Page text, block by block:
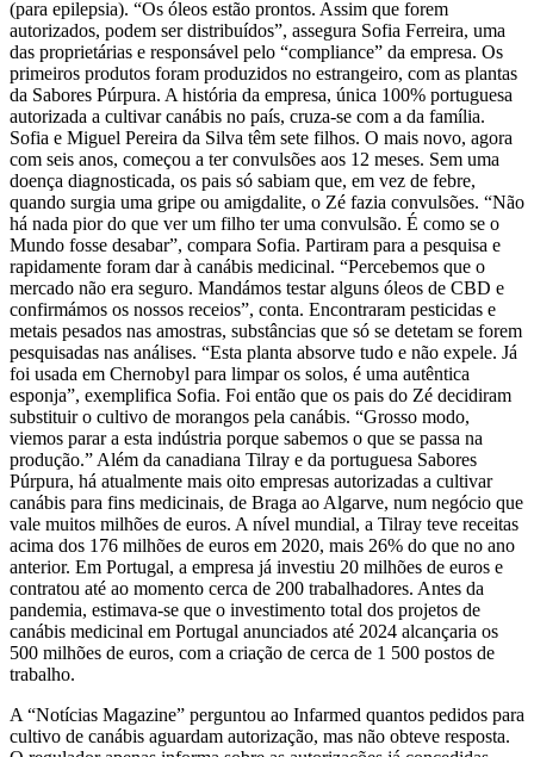
(para epilepsia). “Os óleos estão prontos. Assim que forem
autorizados, podem ser distribuídos”, assegura Sofia Ferreira, uma
das proprietárias e responsável pelo “compliance” da empresa. Os
primeiros produtos foram produzidos no estrangeiro, com as plantas
da Sabores Púrpura. A história da empresa, única 100% portuguesa
autorizada a cultivar canábis no país, cruza-se com a da família.
Sofia e Miguel Pereira da Silva têm sete filhos. O mais novo, agora
com seis anos, começou a ter convulsões aos 12 meses. Sem uma
doença diagnosticada, os pais só sabiam que, em vez de febre,
quando surgia uma gripe ou amigdalite, o Zé fazia convulsões. “Não
há nada pior do que ver um filho ter uma convulsão. É como se o
Mundo fosse desabar”, compara Sofia. Partiram para a pesquisa e
rapidamente foram dar à canábis medicinal. “Percebemos que o
mercado não era seguro. Mandámos testar alguns óleos de CBD e
confirmámos os nossos receios”, conta. Encontraram pesticidas e
metais pesados nas amostras, substâncias que só se detetam se forem
pesquisadas nas análises. “Esta planta absorve tudo e não expele. Já
foi usada em Chernobyl para limpar os solos, é uma autêntica
esponja”, exemplifica Sofia. Foi então que os pais do Zé decidiram
substituir o cultivo de morangos pela canábis. “Grosso modo,
viemos parar a esta indústria porque sabemos o que se passa na
produção.” Além da canadiana Tilray e da portuguesa Sabores
Púrpura, há atualmente mais oito empresas autorizadas a cultivar
canábis para fins medicinais, de Braga ao Algarve, num negócio que
vale muitos milhões de euros. A nível mundial, a Tilray teve receitas
acima dos 176 milhões de euros em 2020, mais 26% do que no ano
anterior. Em Portugal, a empresa já investiu 20 milhões de euros e
contratou até ao momento cerca de 200 trabalhadores. Antes da
pandemia, estimava-se que o investimento total dos projetos de
canábis medicinal em Portugal anunciados até 2024 alcançaria os
500 milhões de euros, com a criação de cerca de 1 500 postos de
trabalho.
A “Notícias Magazine” perguntou ao Infarmed quantos pedidos para
cultivo de canábis aguardam autorização, mas não obteve resposta.